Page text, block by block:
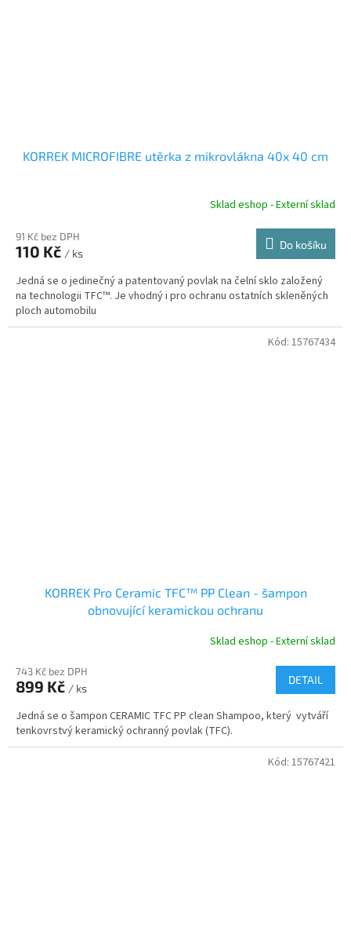
KORREK MICROFIBRE utěrka z mikrovlákna 40x 40 cm
Sklad eshop - Externí sklad
91 Kč bez DPH
110 Kč / ks
Do košíku
Jedná se o jedinečný a patentovaný povlak na čelní sklo založený
na technologii TFC™. Je vhodný i pro ochranu ostatních skleněných
ploch automobilu
KORREK Pro Ceramic TFC™ PP Clean - šampon
obnovující keramickou ochranu
Sklad eshop - Externí sklad
743 Kč bez DPH
899 Kč / ks
DETAIL
Jedná se o šampon CERAMIC TFC PP clean Shampoo, který vytváří
tenkovrstvý keramický ochranný povlak (TFC).
Kód: 15767434
Kód: 15767421